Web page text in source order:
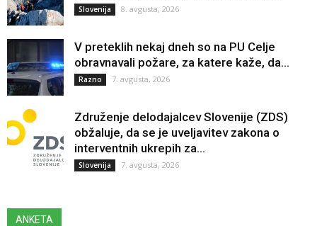
Slovenija 8. avgusta, 2026
V preteklih nekaj dneh so na PU Celje
obravnavali požare, za katere kaže, da...
Razno 7. avgusta, 2026
Združenje delodajalcev Slovenije (ZDS)
obžaluje, da se je uveljavitev zakona o
interventnih ukrepih za...
Slovenija 7. avgusta, 2026
ANKETA